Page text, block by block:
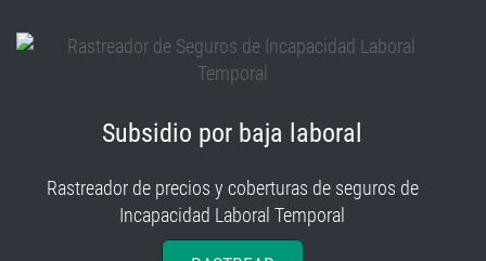
Subsidio por baja laboral
Rastreador de precios y coberturas de seguros de
Incapacidad Laboral Temporal